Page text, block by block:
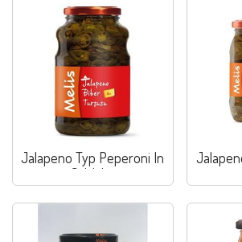
Jalapeno Typ Peperoni In
Salzlake